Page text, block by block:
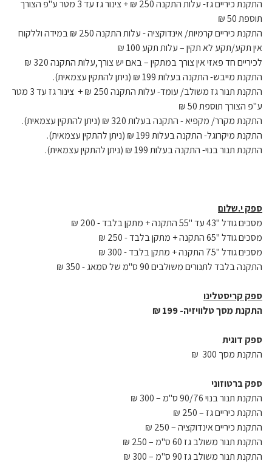
התקנת כיריים גז- עלות התקנה 250 ₪ + צינור גז עד 3 מטר ע"פ הצורך
תוספת 50 ₪
התקנת כיריים קרמיות/ אינדוקציה - עלות התקנה 250 ₪ במידה וללקוח
אין תקע/תקע לא תקין – עלות תקע 100 ₪
לכיריים חד פאזי אין צורך במתקין – באם יש צורך,עלות התקנה 320 ₪
התקנת מייבש- התקנה בעלות 199 ₪ (ניתן להתקין עצמאית).
התקנת תנור גז משולב/ עומד- עלות התקנה 250 ₪ + צינור גז עד 3 מטר
ע"פ הצורך תוספת 50 ₪
התקנת מקרר/ מקפיא - התקנה בעלות 320 ₪ (ניתן להתקין עצמאית).
התקנת מיקרוגל- התקנה בעלות 199 ₪ (ניתן להתקין עצמאית).
התקנת תנור בנוי- התקנה בעלות 199 ₪ (ניתן להתקין עצמאית).
ספק י.שלום
מסכים גודל "43 עד "55 התקנה + מתקן בלבד - 200 ₪
מסכים גודל "65 התקנה + מתקן בלבד - 250 ₪
מסכים גודל "75 התקנה + מתקן בלבד - 300 ₪
התקנה בלבד לתנורים משולבים 90 ס"מ של סמאג - 350 ₪
ספק קריסטלינו
התקנת מסך טלוויזיה- 199 ₪
ספק דוגית
התקנת מסך 300 ₪
ספק ברטוזוני
התקנת תנור בנוי 90/76 ס"מ – 300 ₪
התקנת כיריים גז – 250 ₪
התקנת כיריים אינדוקציה – 250 ₪
התקנת תנור משולב גז 60 ס"מ – 250 ₪
התקנת תנור משולב גז 90 ס"מ – 300 ₪